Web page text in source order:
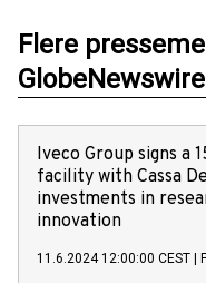
Flere
Iveco Group signs a
facility with Cassa
investments in
innovation
11.6.2024 12:00:00 CEST